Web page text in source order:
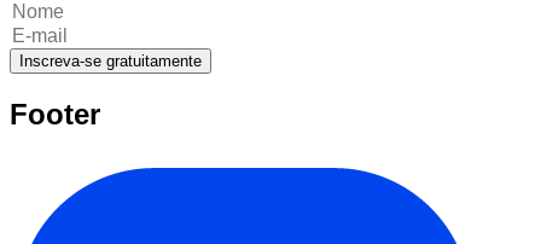
Inscreva-se gratuitamente
Footer